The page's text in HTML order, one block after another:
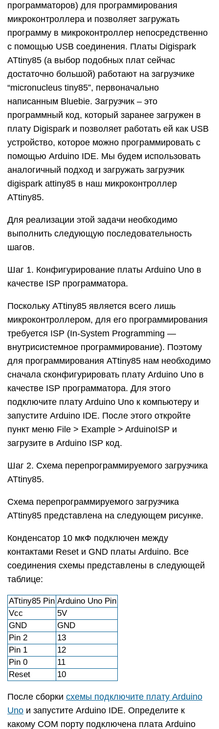
программаторов) для программирования
микроконтроллера и позволяет загружать
программу в микроконтроллер непосредственно
с помощью USB соединения. Платы Digispark
ATtiny85 (а выбор подобных плат сейчас
достаточно большой) работают на загрузчике
“micronucleus tiny85”, первоначально
написанным Bluebie. Загрузчик – это
программный код, который заранее загружен в
плату Digispark и позволяет работать ей как USB
устройство, которое можно программировать с
помощью Arduino IDE. Мы будем использовать
аналогичный подход и загружать загрузчик
digispark attiny85 в наш микроконтроллер
ATtiny85.
Для реализации этой задачи необходимо
выполнить следующую последовательность
шагов.
Шаг 1. Конфигурирование платы Arduino Uno в
качестве ISP программатора.
Поскольку ATtiny85 является всего лишь
микроконтроллером, для его программирования
требуется ISP (In-System Programming —
внутрисистемное программирование). Поэтому
для программирования ATtiny85 нам необходимо
сначала сконфигурировать плату Arduino Uno в
качестве ISP программатора. Для этого
подключите плату Arduino Uno к компьютеру и
запустите Arduino IDE. После этого откройте
пункт меню File > Example > ArduinoISP и
загрузите в Arduino ISP код.
Шаг 2. Схема перепрограммируемого загрузчика
ATtiny85.
Схема перепрограммируемого загрузчика
ATtiny85 представлена на следующем рисунке.
Конденсатор 10 мкФ подключен между
контактами Reset и GND платы Arduino. Все
соединения схемы представлены в следующей
таблице:
ATtiny85 Pin Arduino Uno Pin
Vcc
5V
GND
GND
Pin 2
13
Pin 1
12
Pin 0
11
Reset
10
После сборки схемы подключите плату Arduino
Uno и запустите Arduino IDE. Определите к
какому COM порту подключена плата Arduino